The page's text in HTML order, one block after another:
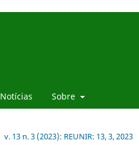
Notícias Sobre
v. 13 n. 3 (2023): REUNIR: 13, 3, 2023